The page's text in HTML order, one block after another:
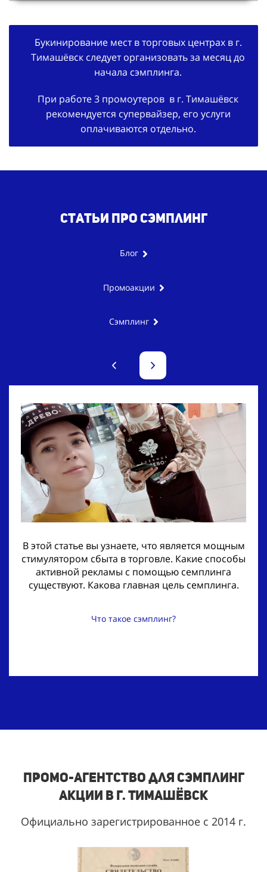
Букинирование мест в торговых центрах в г.
Тимашёвск следует организовать за месяц до
начала сэмплинга.
При работе 3 промоутеров в г. Тимашёвск
рекомендуется супервайзер, его услуги
оплачиваются отдельно.
Статьи про сэмплинг
Блог
Промоакции
Сэмплинг
В этой статье вы узнаете, что является мощным
стимулятором сбыта в торговле. Какие способы
активной рекламы с помощью семплинга
существуют. Какова главная цель семплинга.
Что такое сэмплинг?
Промо-агентство для сэмплинг
акции в г. Тимашёвск
Официально зарегистрированное с 2014 г.